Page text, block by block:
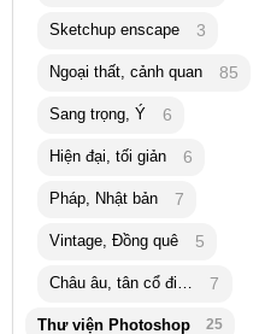
Sketchup enscape 3
Ngoại thất, cảnh quan 85
Sang trọng, Ý 6
Hiện đại, tối giản 6
Pháp, Nhật bản 7
Vintage, Đồng quê 5
Châu âu, tân cổ điển 7
Thư viện Photoshop 25